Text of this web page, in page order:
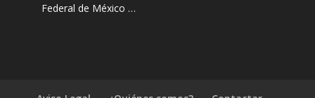
Federal de México …